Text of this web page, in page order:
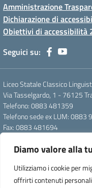
Diamo valore alla
Utilizziamo i cookie per
offrirti contenuti
Amministrazione
Dichiarazione di
Obiettivi di accessibilità
Seguici su:
Liceo Statale Classico
Via Tasselgardo, 1 - 76125
Telefono: 0883 481359
Telefono sede ex LUM: 0883
Fax: 0883 481694
Pec:
Codice Meccanografico:
- Codice Univoco d'ufficio: